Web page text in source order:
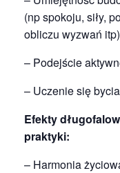
(np spokoju, siły,
obliczu wyzwań
– Podejście
– Uczenie się
Efekty
praktyki:
– Harmonia